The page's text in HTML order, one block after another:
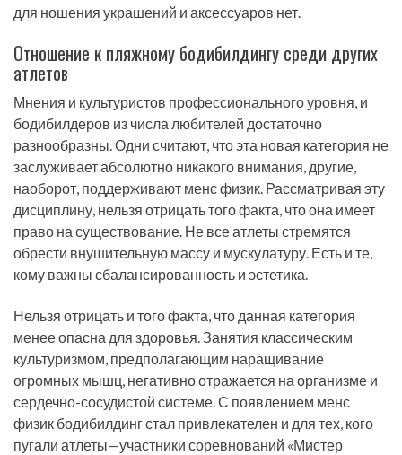
для ношения украшений и аксессуаров нет.
Отношение к пляжному бодибилдингу среди других
атлетов
Мнения и культуристов профессионального уровня, и
бодибилдеров из числа любителей достаточно
разнообразны. Одни считают, что эта новая категория не
заслуживает абсолютно никакого внимания, другие,
наоборот, поддерживают менс физик. Рассматривая эту
дисциплину, нельзя отрицать того факта, что она имеет
право на существование. Не все атлеты стремятся
обрести внушительную массу и мускулатуру. Есть и те,
кому важны сбалансированность и эстетика.
Нельзя отрицать и того факта, что данная категория
менее опасна для здоровья. Занятия классическим
культуризмом, предполагающим наращивание
огромных мышц, негативно отражается на организме и
сердечно-сосудистой системе. С появлением менс
физик бодибилдинг стал привлекателен и для тех, кого
пугали атлеты—участники соревнований «Мистер